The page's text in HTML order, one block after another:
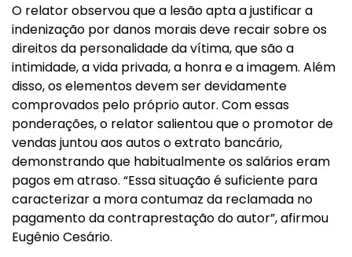
O relator observou que a lesão apta a justificar a
indenização por danos morais deve recair sobre os
direitos da personalidade da vítima, que são a
intimidade, a vida privada, a honra e a imagem. Além
disso, os elementos devem ser devidamente
comprovados pelo próprio autor. Com essas
ponderações, o relator salientou que o promotor de
vendas juntou aos autos o extrato bancário,
demonstrando que habitualmente os salários eram
pagos em atraso. “Essa situação é suficiente para
caracterizar a mora contumaz da reclamada no
pagamento da contraprestação do autor”, afirmou
Eugênio Cesário.